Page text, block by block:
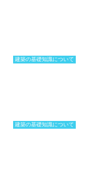
建築の基礎知識について
建築の基礎知識について